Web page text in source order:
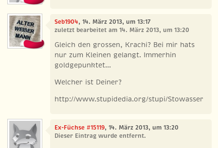
Seb1904, 14. März 2013, um 13:17
zuletzt bearbeitet am 14. März 2013, um 13:20
Gleich den grossen, Krachi? Bei mir hats
nur zum Kleinen gelangt. Immerhin
goldgepunktet...
Welcher ist Deiner?
http://www.stupidedia.org/stupi/Stowasser
Ex-Füchse #15119, 14. März 2013, um 13:20
Dieser Eintrag wurde entfernt.